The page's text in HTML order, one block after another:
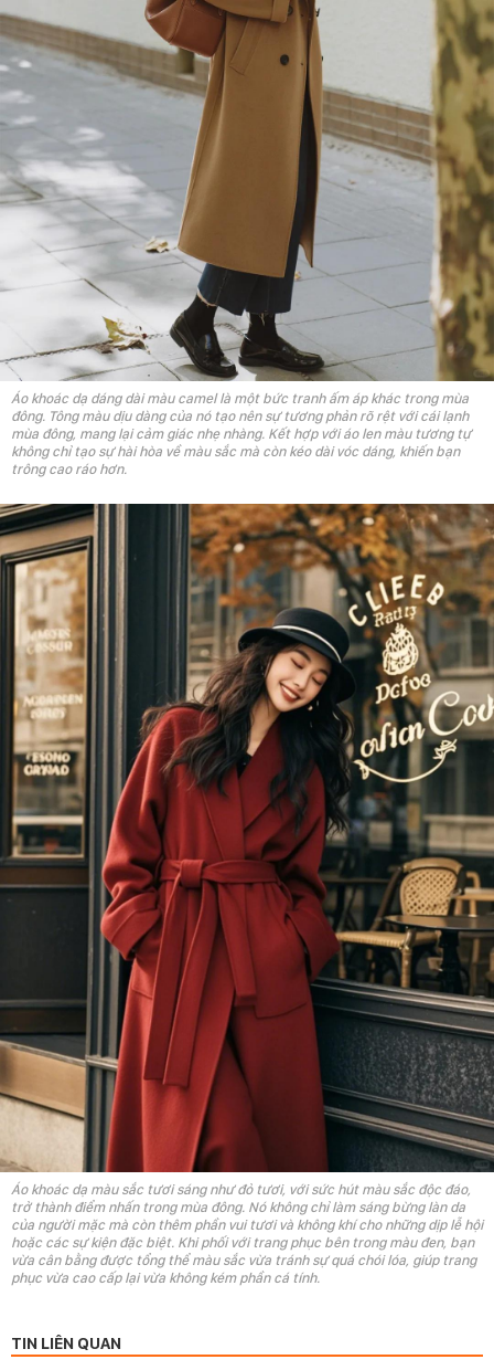
Áo khoác dạ dáng dài màu camel là một bức tranh ấm áp khác trong mùa
đông. Tông màu dịu dàng của nó tạo nên sự tương phản rõ rệt với cái lạnh
mùa đông, mang lại cảm giác nhẹ nhàng. Kết hợp với áo len màu tương tự
không chỉ tạo sự hài hòa về màu sắc mà còn kéo dài vóc dáng, khiến bạn
trông cao ráo hơn.
Áo khoác dạ màu sắc tươi sáng như đỏ tươi, với sức hút màu sắc độc đáo,
trở thành điểm nhấn trong mùa đông. Nó không chỉ làm sáng bừng làn da
của người mặc mà còn thêm phần vui tươi và không khí cho những dịp lễ hội
hoặc các sự kiện đặc biệt. Khi phối với trang phục bên trong màu đen, bạn
vừa cân bằng được tổng thể màu sắc vừa tránh sự quá chói lóa, giúp trang
phục vừa cao cấp lại vừa không kém phần cá tính.
TIN LIÊN QUAN